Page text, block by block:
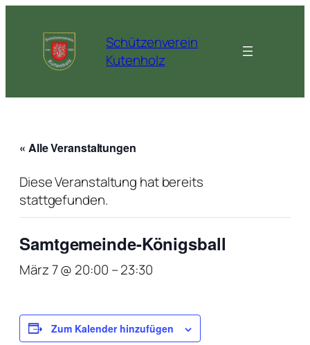
Schützenverein
Kutenholz
« Alle Veranstaltungen
Diese Veranstaltung hat bereits
stattgefunden.
Samtgemeinde-Königsball
März 7 @ 20:00 –23:30
Zum Kalender hinzufügen